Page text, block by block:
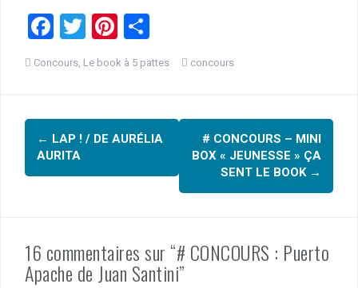
F
ce
o
o
k
T
wi
Pi
nt
t
ar
er
Concours Le book à 5 pattes concours
Navigation
d'article
← LAP ! / DE AURÉLIA
AURITA
# CONCOURS – MINI
BOX « JEUNESSE » ÇA
SENT LE BOOK →
16 commentaires sur “# CONCOURS : Puerto
Apache de Juan Santini”